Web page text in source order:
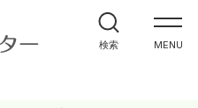
MENU
検索